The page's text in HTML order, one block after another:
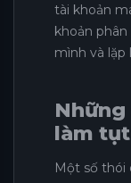
tài khoản
khoản
mình và lặp
làm
Một số thói